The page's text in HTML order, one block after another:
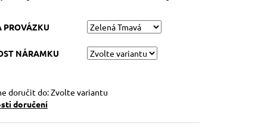
PROVÁZKU
NÁRAMKU
doručit do:Zvolte variantu
doručení